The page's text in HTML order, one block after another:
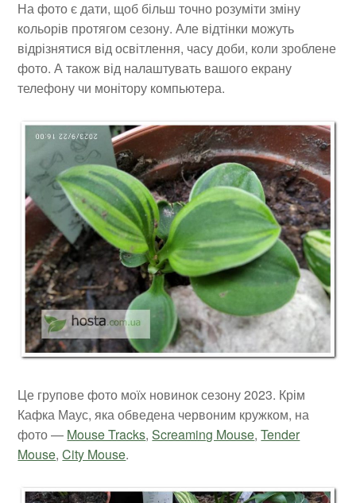
На фото є дати, щоб більш точно розуміти зміну
кольорів протягом сезону. Але відтінки можуть
відрізнятися від освітлення, часу доби, коли зроблене
фото. А також від налаштувать вашого екрану
телефону чи монітору компьютера.
Це групове фото моїх новинок сезону 2023. Крім
Кафка Маус, яка обведена червоним кружком, на
фото — Mouse Tracks,Screaming Mouse,Tender
Mouse,City Mouse.